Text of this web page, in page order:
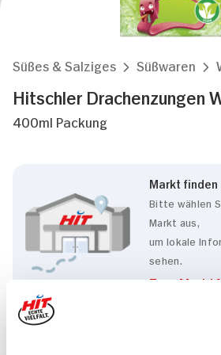
Süßes & Salziges Süßwaren
Hitschler Drachenzungen
400ml Packung
Markt finden
Bitte wählen
Markt aus,
um lokale
sehen.
Zum